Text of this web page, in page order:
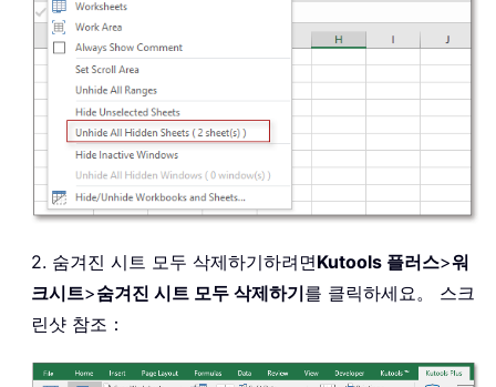
2. 숨겨진 시트 모두 삭제하기하려면Kutools 플러스>워
크시트>숨겨진 시트 모두 삭제하기를 클릭하세요。 스크
린샷 참조：